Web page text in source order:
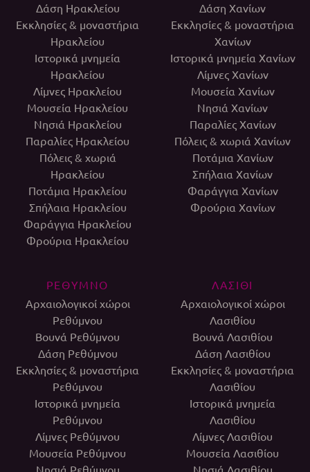
Δάση Ηρακλείου
Εκκλησίες & μοναστήρια
Ηρακλείου
Ιστορικά μνημεία
Ηρακλείου
Λίμνες Ηρακλείου
Μουσεία Ηρακλείου
Νησιά Ηρακλείου
Παραλίες Ηρακλείου
Πόλεις & χωριά
Ηρακλείου
Ποτάμια Ηρακλείου
Σπήλαια Ηρακλείου
Φαράγγια Ηρακλείου
Φρούρια Ηρακλείου
Δάση Χανίων
Εκκλησίες & μοναστήρια
Χανίων
Ιστορικά μνημεία Χανίων
Λίμνες Χανίων
Μουσεία Χανίων
Νησιά Χανίων
Παραλίες Χανίων
Πόλεις & χωριά Χανίων
Ποτάμια Χανίων
Σπήλαια Χανίων
Φαράγγια Χανίων
Φρούρια Χανίων
ΡΕΘΥΜΝΟ
Αρχαιολογικοί χώροι
Ρεθύμνου
Βουνά Ρεθύμνου
Δάση Ρεθύμνου
Εκκλησίες & μοναστήρια
Ρεθύμνου
Ιστορικά μνημεία
Ρεθύμνου
Λίμνες Ρεθύμνου
Μουσεία Ρεθύμνου
Νησιά Ρεθύμνου
ΛΑΣΙΘΙ
Αρχαιολογικοί χώροι
Λασιθίου
Βουνά Λασιθίου
Δάση Λασιθίου
Εκκλησίες & μοναστήρια
Λασιθίου
Ιστορικά μνημεία
Λασιθίου
Λίμνες Λασιθίου
Μουσεία Λασιθίου
Νησιά Λασιθίου